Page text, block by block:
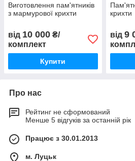
Виготовлення пам'ятників
з мармурової крихти
від 10 000 ₴/
комплект
Купити
крихти
від 9
Про нас
Рейтинг не сформований
Менше 5 відгуків за останній рік
Працює з 30.01.2013
м. Луцьк